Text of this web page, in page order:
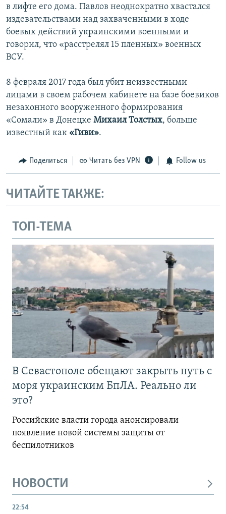
в лифте его дома. Павлов неоднократно хвастался
издевательствами над захваченными в ходе
боевых действий украинскими военными и
говорил, что «расстрелял 15 пленных» военных
ВСУ.
8 февраля 2017 года был убит неизвестными
лицами в своем рабочем кабинете на базе боевиков
незаконного вооруженного формирования
«Сомали» в Донецке Михаил Толстых, больше
известный как «Гиви».
Поделиться Читать без VPN Follow us
ЧИТАЙТЕ ТАКЖЕ:
ТОП-ТЕМА
В Севастополе обещают закрыть путь с
моря украинским БпЛА. Реально ли
это?
Российские власти города анонсировали
появление новой системы защиты от
беспилотников
НОВОСТИ
22:54